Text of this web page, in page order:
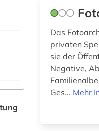
(5)
Das
privaten
sie der
Negative,
Ges... Mehr